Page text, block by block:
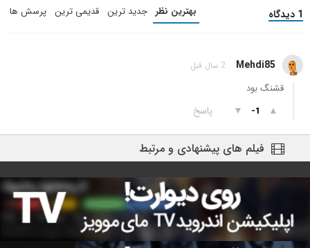
1 دیدگاه بهترین نظر جدید ترین قدیمی ترین پرسش ها
Mehdi85 2 سال قبل
قشنگ بود
▲
-1
▼ پاسخ
فیلم های پیشنهادی و مرتبط